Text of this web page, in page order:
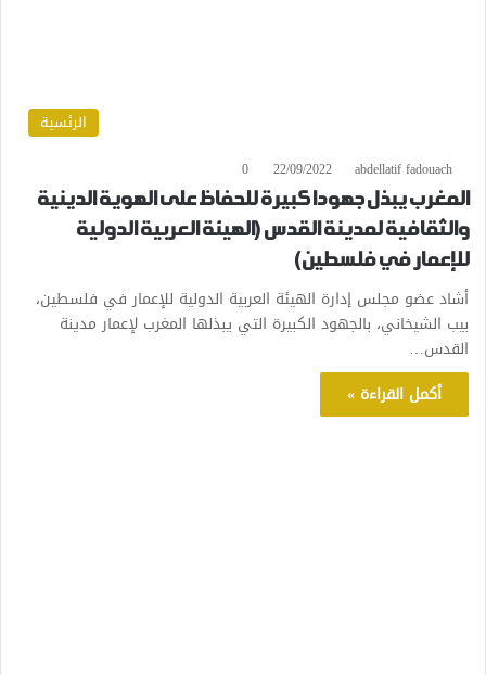
الرئسية
abdellatif fadouach
22/09/2022
0
المغرب يبذل جهودا كبيرة للحفاظ على الهوية الدينية
والثقافية لمدينة القدس (الهيئة العربية الدولية
للإعمار في فلسطين)
أشاد عضو مجلس إدارة الهيئة العربية الدولية للإعمار في فلسطين،
بيب الشيخاني، بالجهود الكبيرة التي يبذلها المغرب لإعمار مدينة
القدس…
أكمل القراءة »